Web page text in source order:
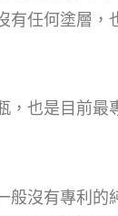
有任何塗層，
，也是目前最
般沒有專利的